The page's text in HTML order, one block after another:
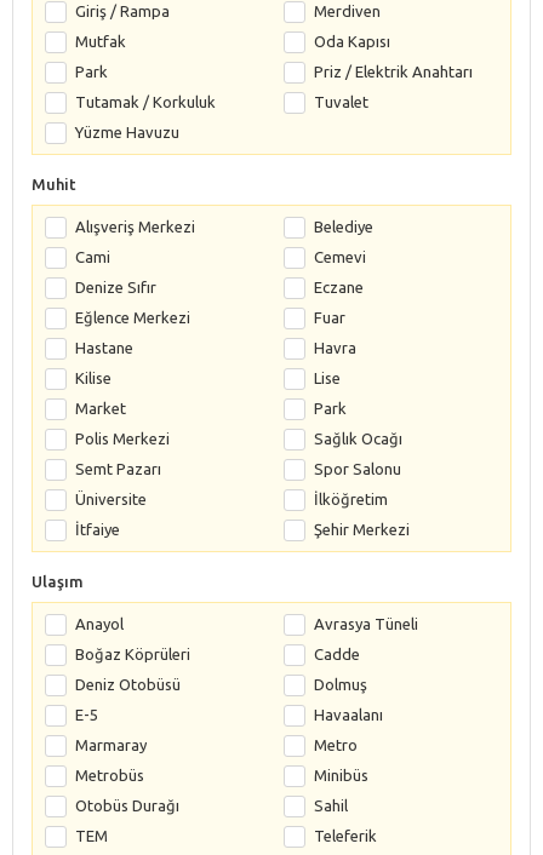
Giriş / Rampa
Merdiven
Mutfak
Oda Kapısı
Park
Priz / Elektrik Anahtarı
Tutamak / Korkuluk
Tuvalet
Yüzme Havuzu
Muhit
Alışveriş Merkezi
Belediye
Cami
Cemevi
Denize Sıfır
Eczane
Eğlence Merkezi
Fuar
Hastane
Havra
Kilise
Lise
Market
Park
Polis Merkezi
Sağlık Ocağı
Semt Pazarı
Spor Salonu
Üniversite
İlköğretim
İtfaiye
Şehir Merkezi
Ulaşım
Anayol
Avrasya Tüneli
Boğaz Köprüleri
Cadde
Deniz Otobüsü
Dolmuş
E-5
Havaalanı
Marmaray
Metro
Metrobüs
Minibüs
Otobüs Durağı
Sahil
TEM
Teleferik